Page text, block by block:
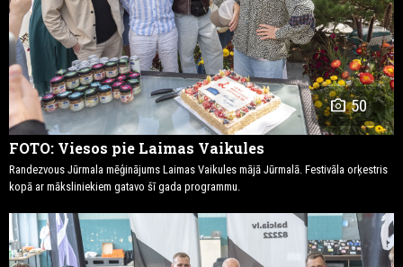
photo_camera 50
FOTO: Viesos pie Laimas Vaikules
Randezvous Jūrmala mēģinājums Laimas Vaikules mājā Jūrmalā. Festivāla orķestris
kopā ar māksliniekiem gatavo šī gada programmu.